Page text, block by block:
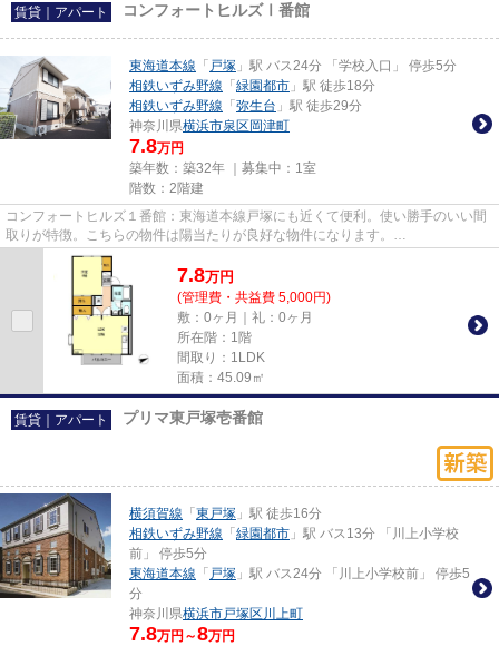
賃貸｜アパート コンフォートヒルズⅠ番館
東海道本線 「 戸塚 」駅 バス24分 「学校入口」 停歩5分
相鉄いずみ野線 「 緑園都市 」駅 徒歩18分
相鉄いずみ野線 「 弥生台 」駅 徒歩29分
神奈川県横浜市泉区 岡津町
7.8万円
築年数：築32年 ｜募集中： 1室
階数：2階建
コンフォートヒルズ１番館：東海道本線戸塚にも近くて便利。使い勝手のいい間
取りが特徴。こちらの物件は陽当たりが良好な物件になります。
info@apamanmate.co.jpからのお問い合わせも...
7.8万円
(管理費・共益費 5,000円)
敷：0ヶ月｜礼：0ヶ月
所在階：1階
間取り：1LDK
面積：45.09㎡
賃貸｜アパート プリマ東戸塚壱番館
横須賀線 「 東戸塚 」駅 徒歩16分
相鉄いずみ野線 「 緑園都市 」駅 バス13分 「川上小学校
前」 停歩5分
東海道本線 「 戸塚 」駅 バス24分 「川上小学校前」 停歩5
分
神奈川県横浜市戸塚区 川上町
7.8万円～8万円